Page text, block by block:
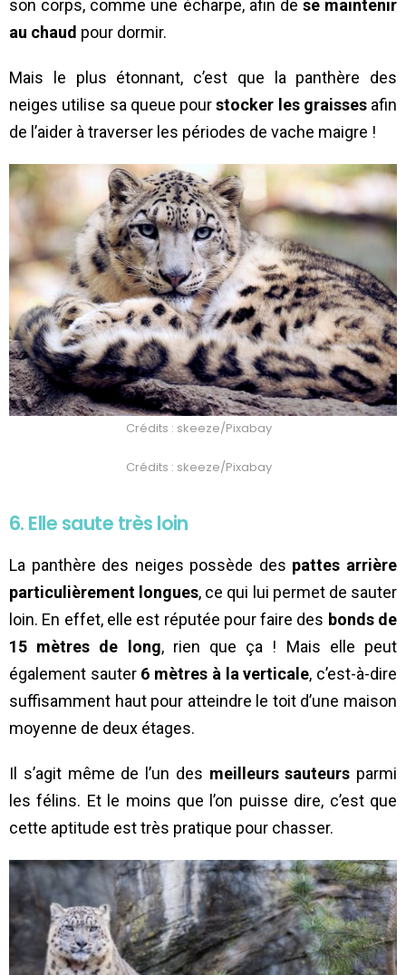
son corps, comme une écharpe, afin de se maintenir
au chaud pour dormir.
Mais le plus étonnant, c’est que la panthère des
neiges utilise sa queue pourstocker les graissesafin
de l’aider à traverser les périodes de vache maigre !
Crédits : skeeze/Pixabay
Crédits : skeeze/Pixabay
6. Elle saute très loin
La panthère des neiges possède des pattes arrière
particulièrement longues, ce qui lui permet de sauter
loin. En effet, elle est réputée pour faire des bonds de
15 mètres de long, rien que ça ! Mais elle peut
également sauter 6 mètres à la verticale, c’est-à-dire
suffisamment haut pour atteindre le toit d’une maison
moyenne de deux étages.
Il s’agit même de l’un des meilleurs sauteurs parmi
les félins. Et le moins que l’on puisse dire, c’est que
cette aptitude est très pratique pour chasser.